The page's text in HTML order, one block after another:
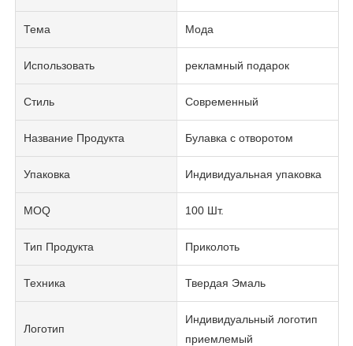
Тема Мода
Использовать рекламный подарок
Стиль Современный
Название Продукта Булавка с отворотом
Упаковка Индивидуальная упаковка
MOQ 100 Шт.
Тип Продукта Приколоть
Техника Твердая Эмаль
Логотип
Индивидуальный логотип
приемлемый